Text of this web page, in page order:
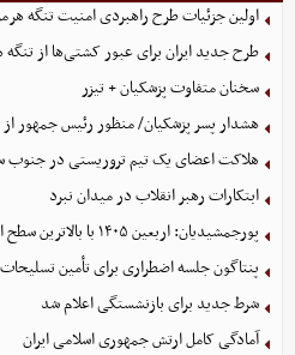
اولین جزئیات طرح راهبردی امنیت تنگه
طرح جدید ایران برای عبور کشتی‌ها از تنگه
سخنان متفاوت پزشکیان + تیزر
هشدار پسر پزشکیان/ منظور رئیس جمهور
هلاکت اعضای یک تیم تروریستی در جنوب
ابتکارات رهبر انقلاب در میدان نبرد
پورجمشیدیان: اربعین ۱۴۰۵ با بالاترین سطح امنیت برگزار شد
پنتاگون جلسه اضطراری برای تأمین
شرط جدید برای بازنشستگی اعلام شد
آمادگی کامل ارتش جمهوری اسلامی ایران